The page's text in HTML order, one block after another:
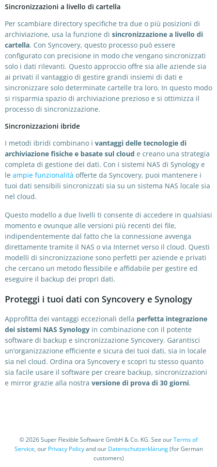
Sincronizzazioni a livello di cartella
Per scambiare directory specifiche tra due o più posizioni di
archiviazione, usa la funzione di sincronizzazione a livello di
cartella. Con Syncovery, questo processo può essere
configurato con precisione in modo che vengano sincronizzati
solo i dati rilevanti. Questo approccio offre sia alle aziende sia
ai privati il vantaggio di gestire grandi insiemi di dati e
sincronizzare solo determinate cartelle tra loro. In questo modo
si risparmia spazio di archiviazione prezioso e si ottimizza il
processo di sincronizzazione.
Sincronizzazioni ibride
I metodi ibridi combinano i vantaggi delle tecnologie di
archiviazione fisiche e basate sul cloud e creano una strategia
completa di gestione dei dati. Con i sistemi NAS di Synology e
le ampie funzionalità offerte da Syncovery, puoi mantenere i
tuoi dati sensibili sincronizzati sia su un sistema NAS locale sia
nel cloud.
Questo modello a due livelli ti consente di accedere in qualsiasi
momento e ovunque alle versioni più recenti dei file,
indipendentemente dal fatto che la connessione avvenga
direttamente tramite il NAS o via Internet verso il cloud. Questi
modelli di sincronizzazione sono perfetti per aziende e privati
che cercano un metodo flessibile e affidabile per gestire ed
eseguire il backup dei propri dati.
Proteggi i tuoi dati con Syncovery e Synology
Approfitta dei vantaggi eccezionali della perfetta integrazione
dei sistemi NAS Synology in combinazione con il potente
software di backup e sincronizzazione Syncovery. Garantisci
un’organizzazione efficiente e sicura dei tuoi dati, sia in locale
sia nel cloud. Ordina ora Syncovery e scopri tu stesso quanto
sia facile usare il software per creare backup, sincronizzazioni
e mirror grazie alla nostra versione di prova di 30 giorni.
© 2026 Super Flexible Software GmbH & Co. KG. See ourTerms of
Service, our Privacy Policyand our Datenschutzerklärung(for German
customers)